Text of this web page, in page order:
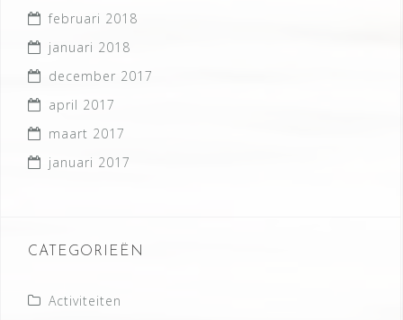
februari 2018
januari 2018
december 2017
april 2017
maart 2017
januari 2017
CATEGORIEËN
Activiteiten